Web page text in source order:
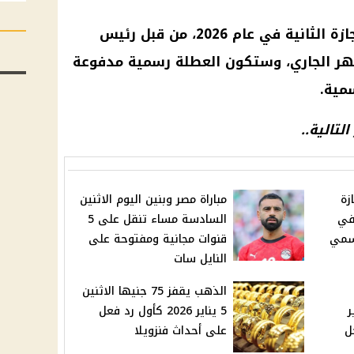
الثانية في عام 2026 ، من قبل رئيس
الجاري، وستكون العطلة رسمية مدفوعة
.
مباراة مصر وبنين اليوم الاثنين
السادسة مساء تنقل على 5
قنوات مجانية ومفتوحة على
النايل سات
الذهب يقفز 75 جنيها الاثنين
5 يناير 2026 كأول رد فعل
على أحداث فنزويلا